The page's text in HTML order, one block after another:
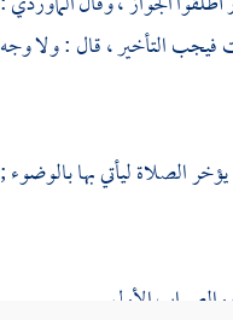
فيجب التأخير ، قال : ولا وجه
الصلاة ليأتي بها بالوضوء ;
والصواب الأول .